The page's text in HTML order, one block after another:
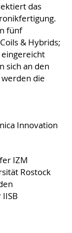
das
fünf
& Hybrids;
sich an den
die
Innovation
IZM
Rostock